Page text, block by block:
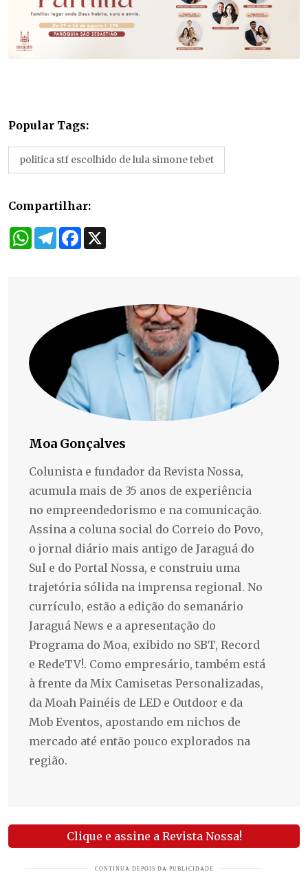
Popular Tags:
politica stf escolhido de lula simone tebet
Compartilhar:
WhatsApp
TelegramFacebook
Moa Gonçalves
Colunista e fundador da Revista Nossa,
acumula mais de 35 anos de experiência
no empreendedorismo e na comunicação.
Assina a coluna social do Correio do Povo,
o jornal diário mais antigo de Jaraguá do
Sul e do Portal Nossa, e construiu uma
trajetória sólida na imprensa regional. No
currículo, estão a edição do semanário
Jaraguá News e a apresentação do
Programa do Moa, exibido no SBT, Record
e RedeTV!. Como empresário, também está
à frente da Mix Camisetas Personalizadas,
da Moah Painéis de LED e Outdoor e da
Mob Eventos, apostando em nichos de
mercado até então pouco explorados na
região.
Clique e assine a Revista Nossa!